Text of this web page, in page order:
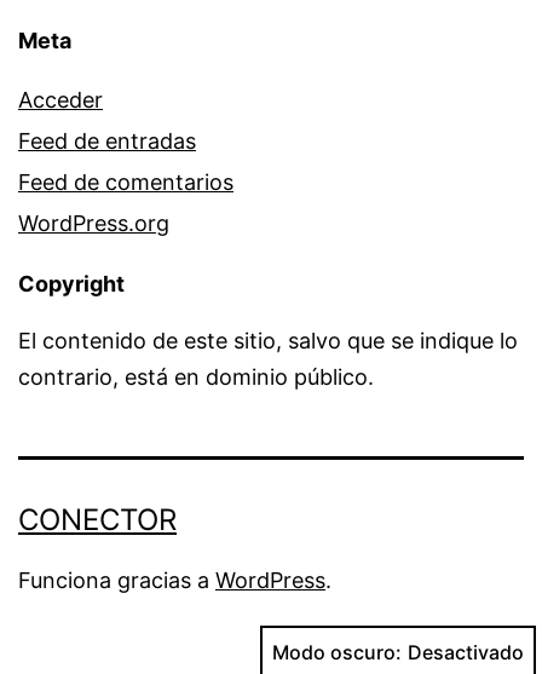
Meta
Acceder
Feed de entradas
Feed de comentarios
WordPress.org
Copyright
El contenido de este sitio, salvo que se indique lo
contrario, está en dominio público.
CONECTOR
Funciona gracias a WordPress.
Modo oscuro: